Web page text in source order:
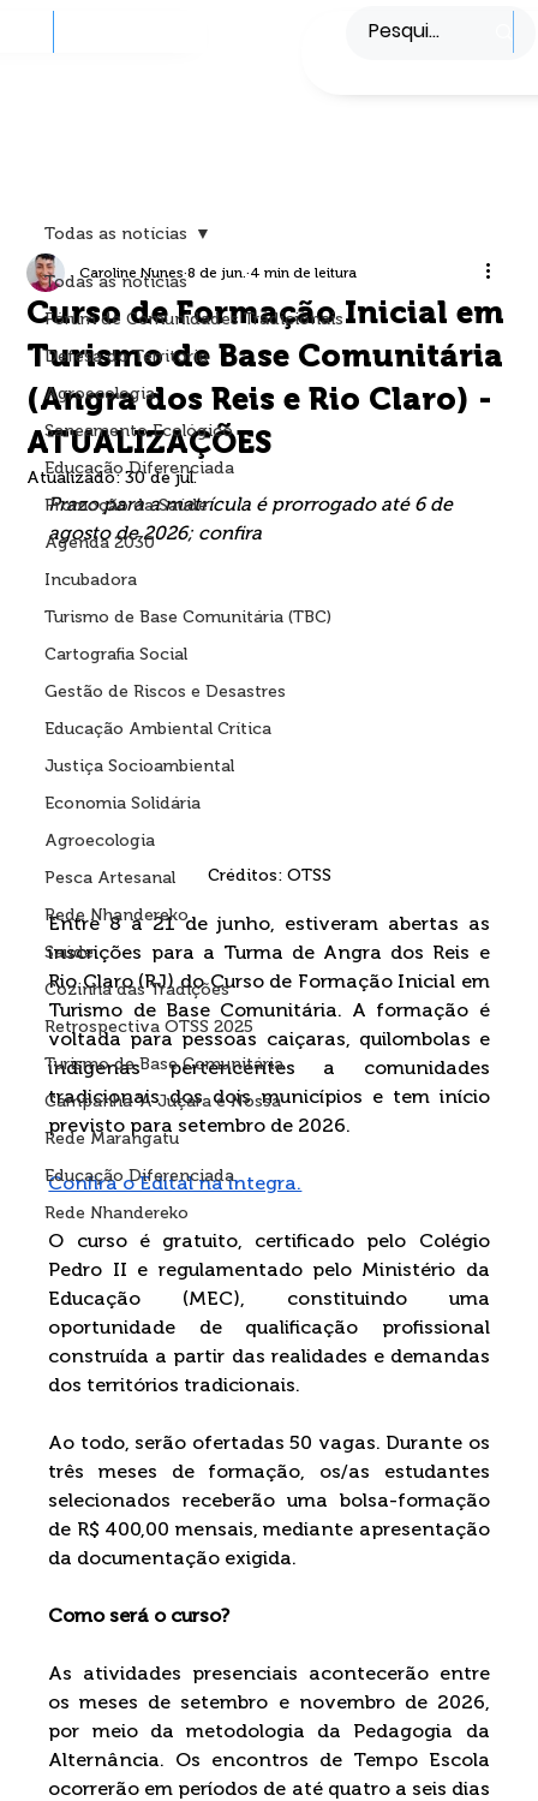
PLATAFORMA
Todas as notícias
Fórum de Comunidades Tradicionais
Defesa do Território
Agroecologia
Saneamento Ecológico
Educação Diferenciada
Promoção da Saúde
Agenda 2030
Incubadora
Turismo de Base Comunitária (TBC)
Cartografia Social
Gestão de Riscos e Desastres
Educação Ambiental Crítica
Justiça Socioambiental
Economia Solidária
Agroecologia
Pesca Artesanal
Rede Nhandereko
Saúde
Cozinha das Tradições
Retrospectiva OTSS 2025
Turismo de Base Comunitária
Campanha 'A Juçara é Nossa'
Rede Marangatu
Educação Diferenciada
Rede Nhandereko
Todas as notícias
Curso de Formação Inicial em
Turismo de Base Comunitária
(Angra dos Reis e Rio Claro) -
ATUALIZAÇÕES
Caroline Nunes 8 de jun. 4 min de leitura
Atualizado:30 de jul.
Prazo para a matrícula é prorrogado até 6 de
agosto de 2026; confira
Créditos: OTSS
Entre 8 a 21 de junho, estiveram abertas as
inscrições para a Turma de Angra dos Reis e
Rio Claro (RJ) do Curso de Formação Inicial em
Turismo de Base Comunitária. A formação é
voltada para pessoas caiçaras, quilombolas e
indígenas pertencentes a comunidades
tradicionais dos dois municípios e tem início
previsto para setembro de 2026.
Confira o Edital na íntegra.
O curso é gratuito, certificado pelo Colégio
Pedro II e regulamentado pelo Ministério da
Educação (MEC), constituindo uma
oportunidade de qualificação profissional
construída a partir das realidades e demandas
dos territórios tradicionais.
Ao todo, serão ofertadas 50 vagas. Durante os
três meses de formação, os/as estudantes
selecionados receberão uma bolsa-formação
de R$ 400,00 mensais, mediante apresentação
da documentação exigida.
Como será o curso?
As atividades presenciais acontecerão entre
os meses de setembro e novembro de 2026,
por meio da metodologia da Pedagogia da
Alternância. Os encontros de Tempo Escola
ocorrerão em períodos de até quatro a seis dias